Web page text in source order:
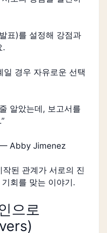
표)를 설정해 강점과
.
일 경우 자유로운 선택
알았는데, 보고서를
— Abby Jimenez
된 관계가 서로의 진
회를 맞는 이야기.
으로